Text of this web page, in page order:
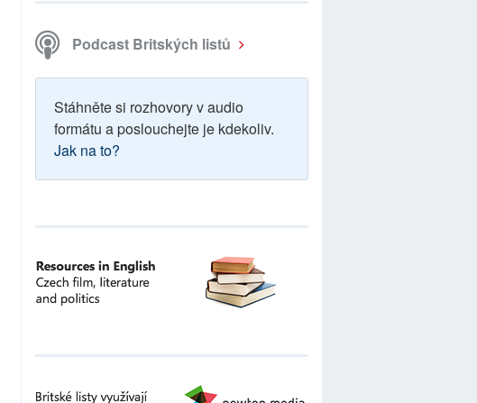
Podcast Britských listů
Stáhněte si rozhovory v audio
formátu a poslouchejte je kdekoliv.
Jak na to?